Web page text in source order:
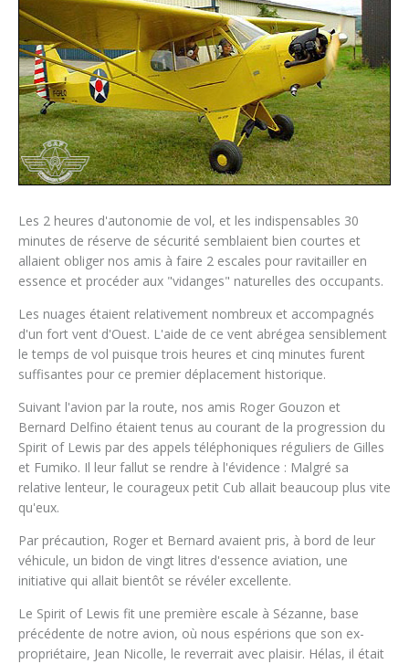
Les 2 heures d'autonomie de vol, et les indispensables 30
minutes de réserve de sécurité semblaient bien courtes et
allaient obliger nos amis à faire 2 escales pour ravitailler en
essence et procéder aux "vidanges" naturelles des occupants.
Les nuages étaient relativement nombreux et accompagnés
d'un fort vent d'Ouest. L'aide de ce vent abrégea sensiblement
le temps de vol puisque trois heures et cinq minutes furent
suffisantes pour ce premier déplacement historique.
Suivant l'avion par la route, nos amis Roger Gouzon et
Bernard Delfino étaient tenus au courant de la progression du
Spirit of Lewis par des appels téléphoniques réguliers de Gilles
et Fumiko. Il leur fallut se rendre à l'évidence : Malgré sa
relative lenteur, le courageux petit Cub allait beaucoup plus vite
qu'eux.
Par précaution, Roger et Bernard avaient pris, à bord de leur
véhicule, un bidon de vingt litres d'essence aviation, une
initiative qui allait bientôt se révéler excellente.
Le Spirit of Lewis fit une première escale à Sézanne, base
précédente de notre avion, où nous espérions que son ex-
propriétaire, Jean Nicolle, le reverrait avec plaisir. Hélas, il était